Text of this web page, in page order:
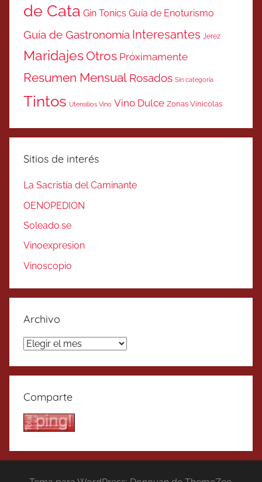
de Cata Gin Tonics Guía de Enoturismo
Guía de Gastronomía Interesantes Jerez
MaridajesOtros Próximamente
Resumen Mensual Rosados Sin categoría
Tintos Utensilios Vino Vino Dulce Zonas Vinicolas
Sitios de interés
La Sacristía del Caminante
OENOPEDION
Soleado.se
Vinoexpresion
Vinoscopio
Archivo
Archivo
Comparte